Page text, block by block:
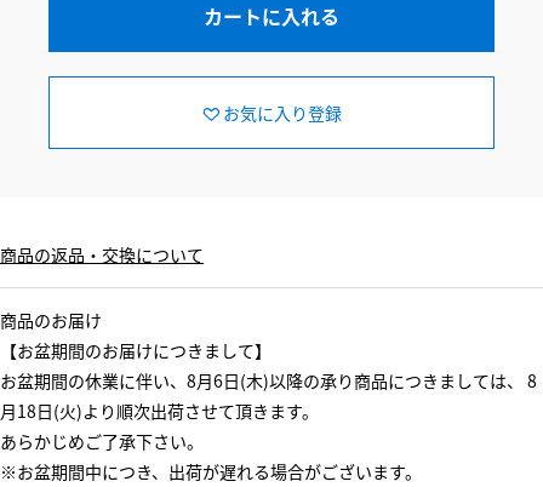
カートに入れる
お気に入り登録
商品の返品・交換について
商品のお届け
【お盆期間のお届けにつきまして】
お盆期間の休業に伴い、8月6日(木)以降の承り商品につきましては、 8
月18日(火)より順次出荷させて頂きます。
あらかじめご了承下さい。
※お盆期間中につき、出荷が遅れる場合がございます。